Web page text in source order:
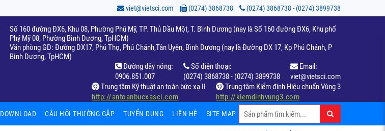
(0274) 3868738 - (0274) 3899738
(0274) 3868738
viet@vietsci.com
Số 160 đường ĐX6, Khu 08, Phường Phú Mỹ, TP. Thủ Dầu Một, T. Bình Dương (nay là Số 160 đường ĐX6, Khu phố
Phý Mỹ 08, Phường Bình Dương, TpHCM)
Văn phòng GD: Đường DX17, Phú Thọ, Phú Chánh,Tân Uyên, Bình Dương (nay là Đường DX 17, Kp Phú Chánh, P
Bình Dương, TpHCM)
Email:
viet@vietsci.com
Số điện thoại:
(0274) 3868738 - (0274) 3899738
Đường dây nóng:
0906.851.007
Trung tâm Kiểm định Hiệu chuẩn Vùng 3
http://kiemdinhvung3.com
Trung tâm Kỹ thuật an toàn bức xạ II
http://antoanbucxasci.com
DOWNLOAD CÂU HỎI THƯỜNG GẶP TUYỂN DỤNG LIÊN HỆ SITE MAP